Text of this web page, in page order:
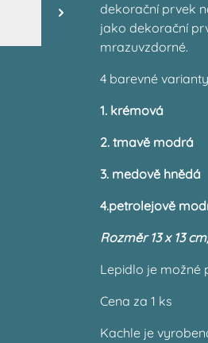
dekorační prvek
jako dekorační
mrazuvzdorné.
4 barevné
1. krémová
2. tmavě modrá
3. medově hnědá
4.petrolejově
Rozměr 13 x 13
Lepidlo je možné
Cena za 1 ks
Kachle je